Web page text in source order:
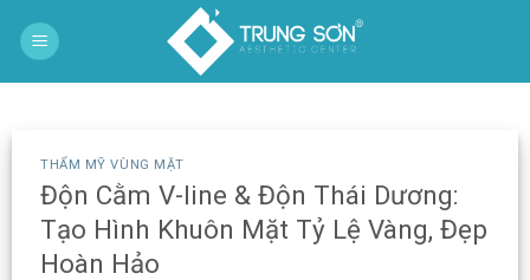
qua
THẨM MỸ VÙNG MẶT
Độn Cằm V-line & Độn Thái Dương:
Tạo Hình Khuôn Mặt Tỷ Lệ Vàng, Đẹp
Hoàn Hảo